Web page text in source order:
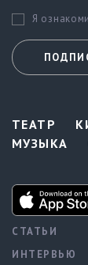
Я
ТЕАТР
МУЗЫКА
СТАТЬИ
ИНТЕРВЬЮ